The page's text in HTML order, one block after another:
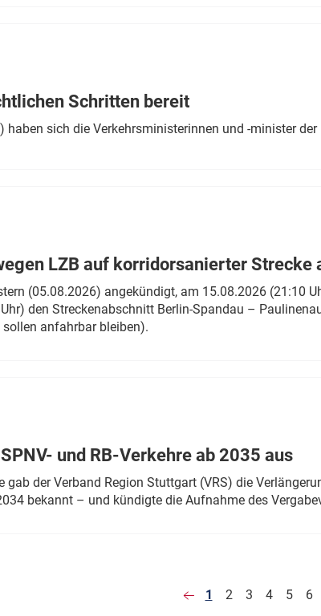
Schritten bereit
haben sich die Verkehrsministerinnen und -minister
LZB auf korridorsanierter Strecke
(05.08.2026) angekündigt, am 15.08.2026 (21:10
den Streckenabschnitt Berlin-Spandau –
anfahrbar bleiben).
und RB-Verkehre ab 2035 aus
gab der Verband Region Stuttgart (VRS) die
bekannt – und kündigte die Aufnahme des
1 2 3 4 5 6